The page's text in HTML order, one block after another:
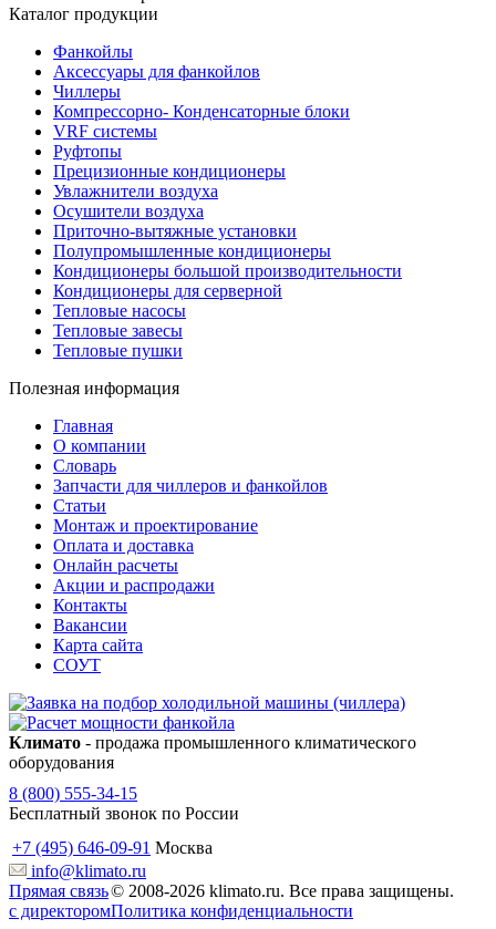
Каталог продукции
Фанкойлы
Аксессуары для фанкойлов
Чиллеры
Компрессорно- Конденсаторные блоки
VRF системы
Руфтопы
Прецизионные кондиционеры
Увлажнители воздуха
Осушители воздуха
Приточно-вытяжные установки
Полупромышленные кондиционеры
Кондиционеры большой производительности
Кондиционеры для серверной
Тепловые насосы
Тепловые завесы
Тепловые пушки
Полезная информация
Главная
О компании
Словарь
Запчасти для чиллеров и фанкойлов
Статьи
Монтаж и проектирование
Оплата и доставка
Онлайн расчеты
Акции и распродажи
Контакты
Вакансии
Карта сайта
СОУТ
Климато - продажа промышленного климатического
оборудования
8 (800) 555-34-15
Бесплатный звонок по России
+7 (495) 646-09-91 Москва
info@klimato.ru
Прямая связь
с директором
© 2008-2026 klimato.ru. Все права защищены.
Политика конфиденциальности